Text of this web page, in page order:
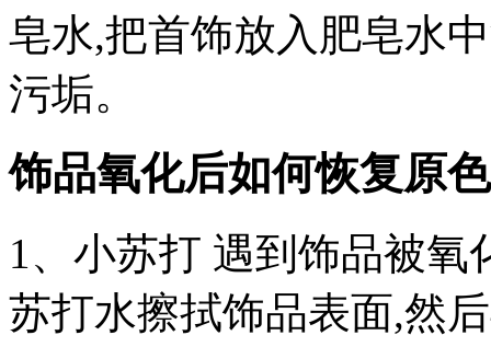
皂水,把首饰放入肥皂水
污垢。
饰品氧化后如何恢复原
1、小苏打 遇到饰品被
苏打水擦拭饰品表面,然